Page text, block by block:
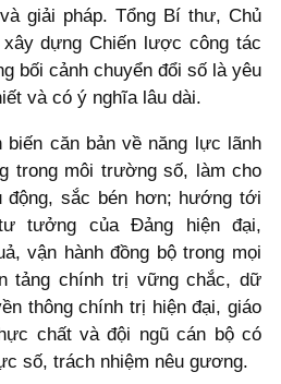
giải pháp. Tổng Bí thư, Chủ
dựng Chiến lược công tác
bối cảnh chuyển đổi số là yêu
và có ý nghĩa lâu dài.
biến căn bản về năng lực lãnh
trong môi trường số, làm cho
sắc bén hơn; hướng tới
tưởng của Đảng hiện đại,
vận hành đồng bộ trong mọi
tảng chính trị vững chắc, dữ
thông chính trị hiện đại, giáo
chất và đội ngũ cán bộ có
số, trách nhiệm nêu gương.